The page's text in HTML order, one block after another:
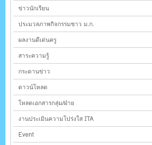
ข่าวนักเรียน
ประมวลภาพกิจกรรมชาว ม.ก.
ผลงานดีเด่นครู
สาระความรู้
กระดานข่าว
ดาวน์โหลด
โหลดเอกสารกลุ่ม/ฝ่าย
งานประเมินความโปร่งใส ITA
Event